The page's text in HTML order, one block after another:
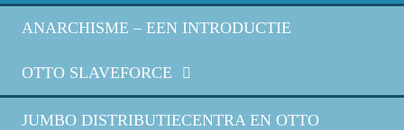
ANARCHISME – EEN INTRODUCTIE
OTTO SLAVEFORCE
JUMBO DISTRIBUTIECENTRA EN OTTO